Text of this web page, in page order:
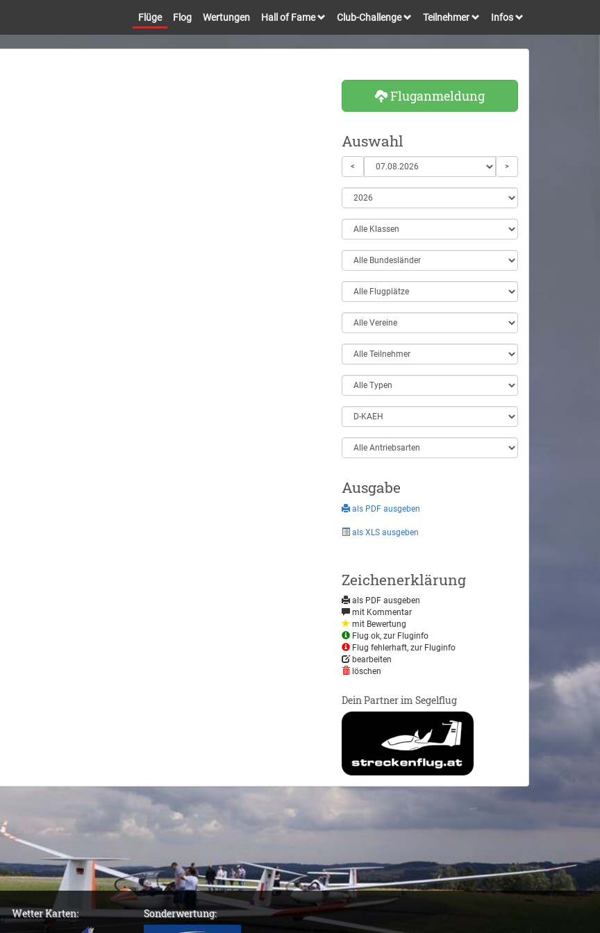
Flüge Flog Wertungen Hall of Fame Club-Challenge Teilnehmer Infos
Fluganmeldung
Auswahl
< >
Ausgabe
als PDF ausgeben
als XLS ausgeben
Zeichenerklärung
als PDF ausgeben
mit Kommentar
mit Bewertung
Flug ok, zur Fluginfo
Flug fehlerhaft, zur Fluginfo
bearbeiten
löschen
Dein Partner im Segelflug
Wetter Karten: Sonderwertung: